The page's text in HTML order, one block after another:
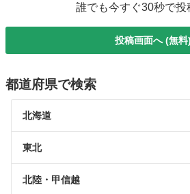
誰でも今すぐ30秒で投
投稿画面へ (無料)
都道府県で検索
北海道
東北
北陸・甲信越